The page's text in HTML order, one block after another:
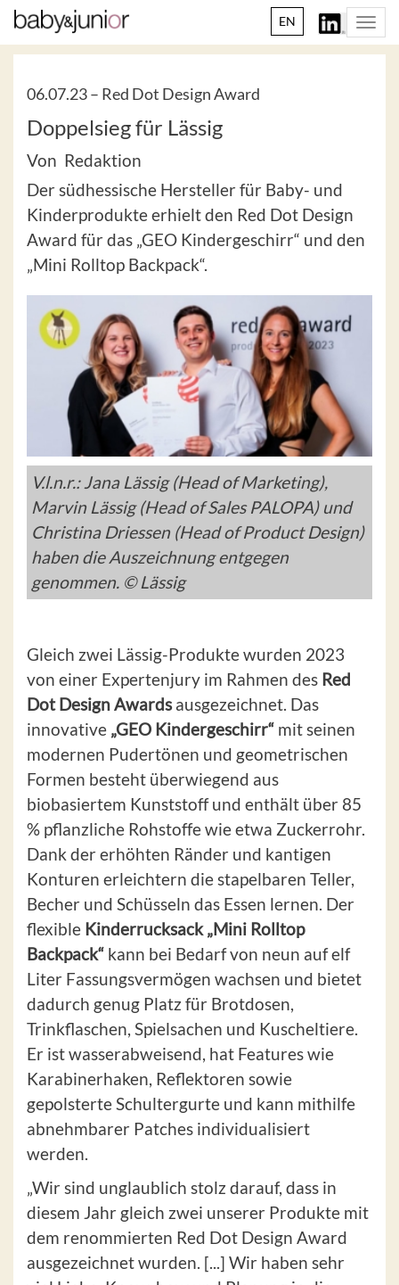
EN
06.07.23 – Red Dot Design Award
Doppelsieg für Lässig
Von Redaktion
Der südhessische Hersteller für Baby- und
Kinderprodukte erhielt den Red Dot Design
Award für das „GEO Kindergeschirr“ und den
„Mini Rolltop Backpack“.
V.l.n.r.: Jana Lässig (Head of Marketing),
Marvin Lässig (Head of Sales PALOPA) und
Christina Driessen (Head of Product Design)
haben die Auszeichnung entgegen
genommen. © Lässig
Gleich zwei Lässig-Produkte wurden 2023
von einer Expertenjury im Rahmen des Red
Dot Design Awardsausgezeichnet. Das
innovative „GEO Kindergeschirr“ mit seinen
modernen Pudertönen und geometrischen
Formen besteht überwiegend aus
biobasiertem Kunststoff und enthält über 85
% pflanzliche Rohstoffe wie etwa Zuckerrohr.
Dank der erhöhten Ränder und kantigen
Konturen erleichtern die stapelbaren Teller,
Becher und Schüsseln das Essen lernen. Der
flexible Kinderrucksack „Mini Rolltop
Backpack“ kann bei Bedarf von neun auf elf
Liter Fassungsvermögen wachsen und bietet
dadurch genug Platz für Brotdosen,
Trinkflaschen, Spielsachen und Kuscheltiere.
Er ist wasserabweisend, hat Features wie
Karabinerhaken, Reflektoren sowie
gepolsterte Schultergurte und kann mithilfe
abnehmbarer Patches individualisiert
werden.
„Wir sind unglaublich stolz darauf, dass in
diesem Jahr gleich zwei unserer Produkte mit
dem renommierten Red Dot Design Award
ausgezeichnet wurden. [...] Wir haben sehr